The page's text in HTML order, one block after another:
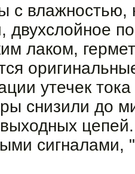
с
двухслой­ное
лаком,
утечек
снизили до
сигналами,